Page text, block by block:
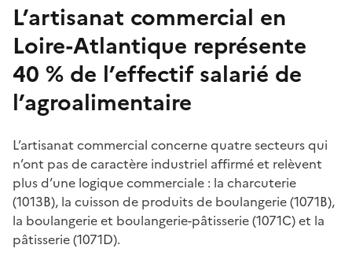
L’artisanat commercial en
Loire-Atlantique représente
40 % de l’effectif salarié de
l’agroalimentaire
L’artisanat commercial concerne quatre secteurs qui
n’ont pas de caractère industriel affirmé et relèvent
plus d’une logique commerciale : la charcuterie
(1013B), la cuisson de produits de boulangerie (1071B),
la boulangerie et boulangerie-pâtisserie (1071C) et la
pâtisserie (1071D).